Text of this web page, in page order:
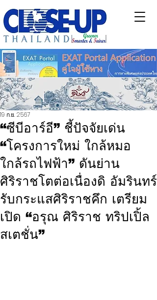
“ซีบีอาร์อี” ชี้ปัจจัยเด่น
“โครงการใหม่ ใกล้หมอ
ใกล้รถไฟฟ้า” ดันย่าน
ศิริราชโตต่อเนื่องดิ อัมรินทร์
รับกระแสศิริราชคึก เตรียม
เปิด “อรุณ ศิริราช ทริปเปิ้ล
สเตชั่น”
19 ก.ย. 2567